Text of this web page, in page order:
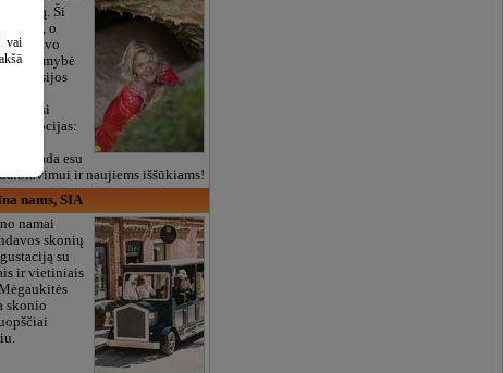
Ši
hobis, o
savo
ir galimybė
emocijas:
Visada esu
ir naujiems iššūkiams!
nams, SIA
namai
skonių
su
ir vietiniais
skonio
vai